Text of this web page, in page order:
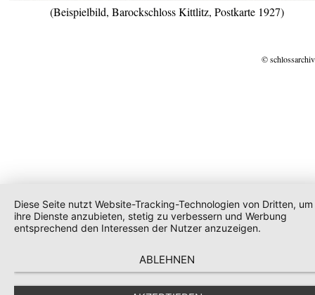
(Beispielbild, Barockschloss Kittlitz, Postkarte 1927)
©
Diese Seite nutzt Website-Tracking-Technologien von Dritten, um
ihre Dienste anzubieten, stetig zu verbessern und Werbung
entsprechend den Interessen der Nutzer anzuzeigen.
ABLEHNEN